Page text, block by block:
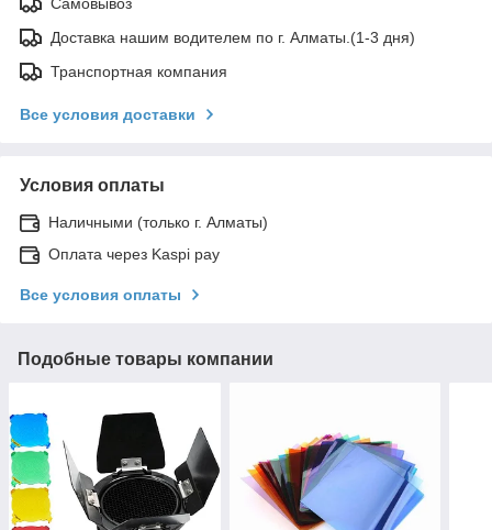
Доставка нашим водителем по г. Алматы.(1-3 дня)
Транспортная компания
Все условия доставки
Условия оплаты
Наличными (только г. Алматы)
Оплата через Kaspi pay
Все условия оплаты
Подобные товары компании